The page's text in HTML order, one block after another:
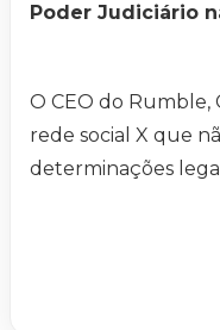
Poder Judiciário
O CEO do Rumble,
rede social X que
determinações